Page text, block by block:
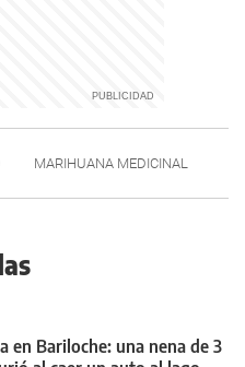
MARIHUANA MEDICINAL
en Bariloche: una nena de 3